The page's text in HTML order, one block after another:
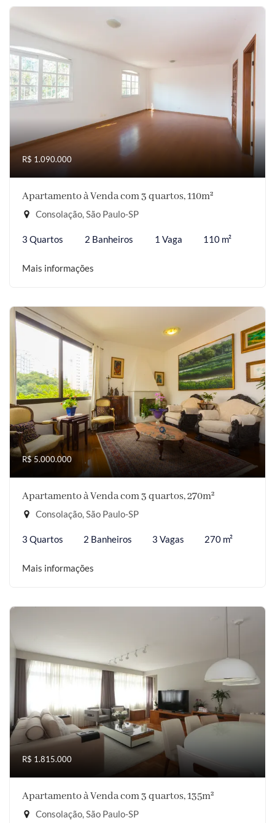
R$ 1.090.000
Apartamento à Venda com 3 quartos, 110m²
Consolação, São Paulo-SP
3 Quartos 2 Banheiros 1 Vaga 110 m²
Mais informações
R$ 5.000.000
Apartamento à Venda com 3 quartos, 270m²
Consolação, São Paulo-SP
3 Quartos 2 Banheiros 3 Vagas 270 m²
Mais informações
R$ 1.815.000
Apartamento à Venda com 3 quartos, 135m²
Consolação, São Paulo-SP